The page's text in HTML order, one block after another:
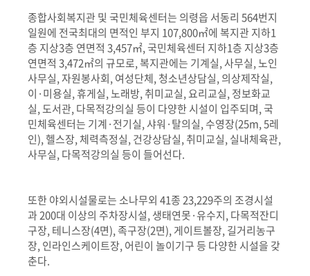
종합사회복지관 및 국민체육센터는 의령읍 서동리 564번지
일원에 전국최대의 면적인 부지 107,800㎡에 복지관 지하1
층 지상3층 연면적 3,457㎡, 국민체육센터 지하1층 지상3층
연면적 3,472㎡의 규모로, 복지관에는 기계실, 사무실, 노인
사무실, 자원봉사회, 여성단체, 청소년상담실, 의상제작실,
이·미용실, 휴게실, 노래방, 취미교실, 요리교실, 정보화교
실, 도서관, 다목적강의실 등이 다양한 시설이 입주되며, 국
민체육센터는 기계·전기실, 샤워·탈의실, 수영장(25m, 5레
인), 헬스장, 체력측정실, 건강상담실, 취미교실, 실내체육관,
사무실, 다목적강의실 등이 들어선다.
또한 야외시설물로는 소나무외 41종 23,229주의 조경시설
과 200대 이상의 주차장시설, 생태연못·유수지, 다목적잔디
구장, 테니스장(4면), 족구장(2면), 게이트볼장, 길거리농구
장, 인라인스케이트장, 어린이 놀이기구 등 다양한 시설을 갖
춘다.